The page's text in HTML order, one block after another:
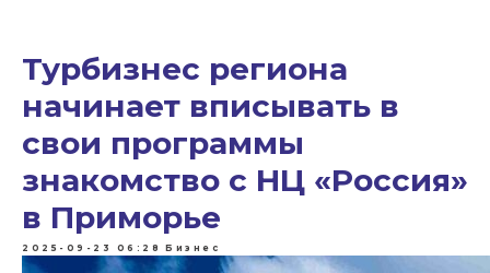
Турбизнес региона
начинает вписывать в
свои программы
знакомство с НЦ «Россия»
в Приморье
2025-09-23 06:28 Бизнес